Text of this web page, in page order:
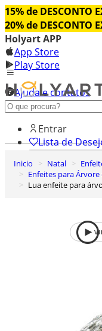
15% de DESCONTO
20% de DESCONTO
Holyart APP
App Store
Play Store
Ajuda e contatos
Conheça premium
Entrar
Lista de
Carrinho de
Inicio Natal
Enfeites para
Lua enfeite para